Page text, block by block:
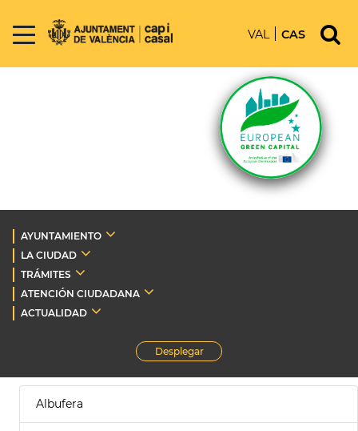
VAL CAS
AYUNTAMIENTO
LA CIUDAD
TRÁMITES
ATENCIÓN CIUDADANA
ACTUALIDAD
Desplegar
Albufera